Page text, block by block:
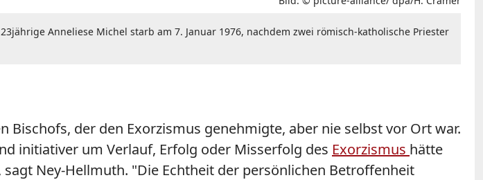
Anneliese Michel starb am 7. Januar 1976, nachdem zwei römisch-katholische Priester
der den Exorzismus genehmigte, aber nie selbst vor Ort war.
initiativer um Verlauf, Erfolg oder Misserfolg des Exorzismus hätte
Ney-Hellmuth. "Die Echtheit der persönlichen Betroffenheit